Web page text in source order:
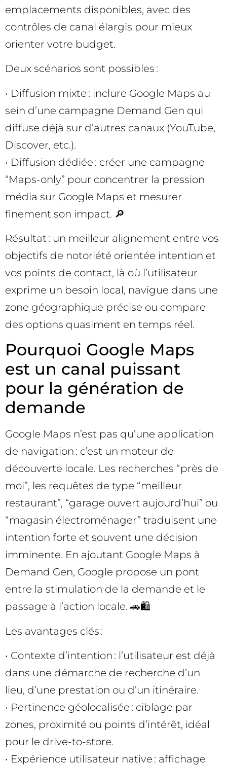
emplacements disponibles, avec des
contrôles de canal élargis pour mieux
orienter votre budget.
Deux scénarios sont possibles :
• Diffusion mixte : inclure Google Maps au
sein d’une campagne Demand Gen qui
diffuse déjà sur d’autres canaux (YouTube,
Discover, etc.).
• Diffusion dédiée : créer une campagne
“Maps-only” pour concentrer la pression
média sur Google Maps et mesurer
finement son impact. 🔎
Résultat : un meilleur alignement entre vos
objectifs de notoriété orientée intention et
vos points de contact, là où l’utilisateur
exprime un besoin local, navigue dans une
zone géographique précise ou compare
des options quasiment en temps réel.
Pourquoi Google Maps
est un canal puissant
pour la génération de
demande
Google Maps n’est pas qu’une application
de navigation : c’est un moteur de
découverte locale. Les recherches “près de
moi”, les requêtes de type “meilleur
restaurant”, “garage ouvert aujourd’hui” ou
“magasin électroménager” traduisent une
intention forte et souvent une décision
imminente. En ajoutant Google Maps à
Demand Gen, Google propose un pont
entre la stimulation de la demande et le
passage à l’action locale. 🚗🛍️
Les avantages clés :
• Contexte d’intention : l’utilisateur est déjà
dans une démarche de recherche d’un
lieu, d’une prestation ou d’un itinéraire.
• Pertinence géolocalisée : ciblage par
zones, proximité ou points d’intérêt, idéal
pour le drive-to-store.
• Expérience utilisateur native : affichage